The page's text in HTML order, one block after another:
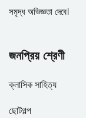
সমৃদ্ধ অভিজ্ঞতা দেবে।
জনপ্রিয় শ্রেণী
ক্লাসিক সাহিত্য
ছোটগল্প